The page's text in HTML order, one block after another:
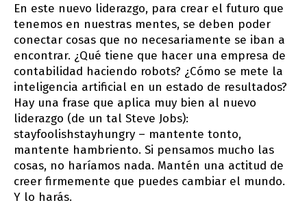
En este nuevo liderazgo, para crear el futuro que
tenemos en nuestras mentes, se deben poder
conectar cosas que no necesariamente se iban a
encontrar. ¿Qué tiene que hacer una empresa de
contabilidad haciendo robots? ¿Cómo se mete la
inteligencia artificial en un estado de resultados?
Hay una frase que aplica muy bien al nuevo
liderazgo (de un tal Steve Jobs):
stayfoolishstayhungry – mantente tonto,
mantente hambriento. Si pensamos mucho las
cosas, no haríamos nada. Mantén una actitud de
creer firmemente que puedes cambiar el mundo.
Y lo harás.